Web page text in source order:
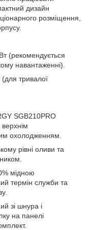
дизайн
розміщення,
(рекомендується
навантаженні).
(для тривалої
SGB210PRO
охолодженням.
рівні оливи та
мідною
термін служби та
зі шнура і
на панелі